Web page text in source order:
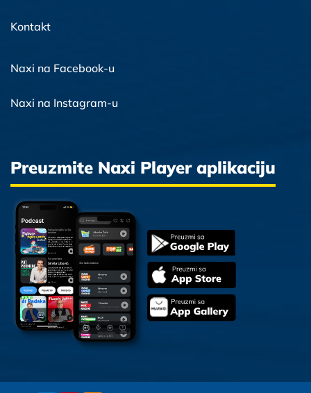
Kontakt
Naxi na Facebook-u
Naxi na Instagram-u
Preuzmite Naxi Player aplikaciju